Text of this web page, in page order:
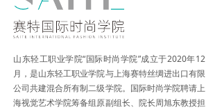
ꀅ 新品·趋势
ꀂ 最新产品
ꀂ Spring 2024
山东轻工职业学院“国际时尚学院”成立于2020年12
月，是山东轻工职业学院与上海赛特丝绸进出口有限
公司共建混合所有制二级学院。国际时尚学院聘请上
海视觉艺术学院筹备组原副组长、院长周旭东教授担